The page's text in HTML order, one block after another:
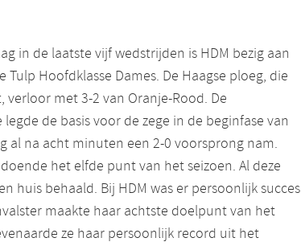
in de laatste vijf wedstrijden is HDM bezig aan
Tulp Hoofdklasse Dames. De Haagse ploeg, die
met 3-2 van Oranje-Rood. De
de basis voor de zege in de beginfase van
al na acht minuten een 2-0 voorsprong nam.
het elfde punt van het seizoen. Al deze
huis behaald. Bij HDM was er persoonlijk succes
maakte haar achtste doelpunt van het
ze haar persoonlijk record uit het